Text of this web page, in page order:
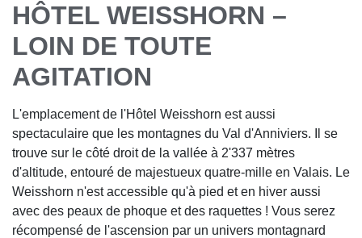
HÔTEL WEISSHORN –
LOIN DE TOUTE
AGITATION
L'emplacement de l'Hôtel Weisshorn est aussi
spectaculaire que les montagnes du Val d'Anniviers. Il se
trouve sur le côté droit de la vallée à 2'337 mètres
d'altitude, entouré de majestueux quatre-mille en Valais. Le
Weisshorn n'est accessible qu'à pied et en hiver aussi
avec des peaux de phoque et des raquettes ! Vous serez
récompensé de l'ascension par un univers montagnard